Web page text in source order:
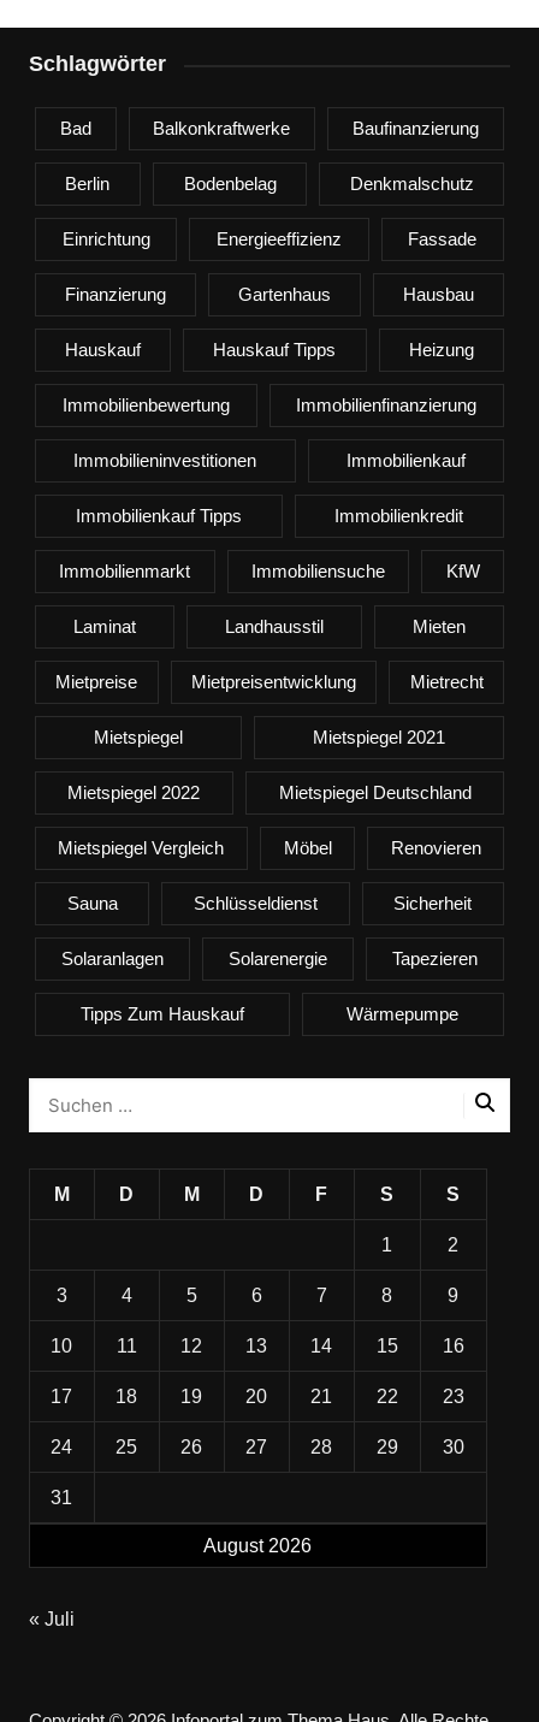
Schlagwörter
Bad Balkonkraftwerke Baufinanzierung
Berlin Bodenbelag Denkmalschutz
Einrichtung Energieeffizienz Fassade
Finanzierung Gartenhaus Hausbau
Hauskauf Hauskauf Tipps Heizung
Immobilienbewertung Immobilienfinanzierung
Immobilieninvestitionen Immobilienkauf
Immobilienkauf Tipps Immobilienkredit
Immobilienmarkt Immobiliensuche KfW
Laminat Landhausstil Mieten
Mietpreise Mietpreisentwicklung Mietrecht
Mietspiegel Mietspiegel 2021
Mietspiegel 2022 Mietspiegel Deutschland
Mietspiegel Vergleich Möbel Renovieren
Sauna Schlüsseldienst Sicherheit
Solaranlagen Solarenergie Tapezieren
Tipps Zum Hauskauf Wärmepumpe
August 2026
M D M D F S S
1 2
3 4 5 6 7 8 9
10 11 12 13 14 15 16
17 18 19 20 21 22 23
24 25 26 27 28 29 30
31
« Juli